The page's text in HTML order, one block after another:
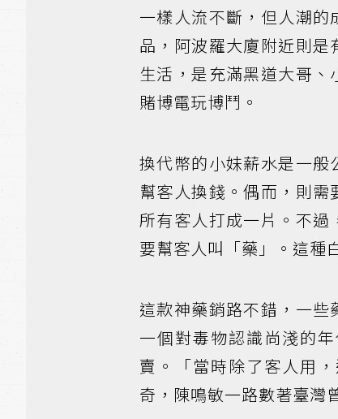
一樣人流不斷，但人潮
品，阿波羅大廈附近則
生活，是充滿黑道大哥
賭博電玩博鬥。
換代幣的小妹薪水是一
幫客人換錢。偶而，則
所有客人打成一片。不
要幫客人叫「藥」。這種
這款神藥銷路不錯，一
一個對毒物認識尚淺的
賣。「當時除了客人用
奇，陳鳴敏一路數著臺灣